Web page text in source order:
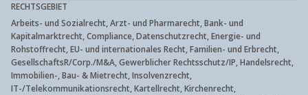
RECHTSGEBIET
Arbeits- und Sozialrecht, Arzt- und Pharmarecht, Bank- und
Kapitalmarktrecht, Compliance, Datenschutzrecht, Energie- und
Rohstoffrecht, EU- und internationales Recht, Familien- und Erbrecht,
GesellschaftsR/Corp./M&A, Gewerblicher Rechtsschutz/IP, Handelsrecht,
Immobilien-, Bau- & Mietrecht, Insolvenzrecht,
IT-/Telekommunikationsrecht, Kartellrecht, Kirchenrecht,